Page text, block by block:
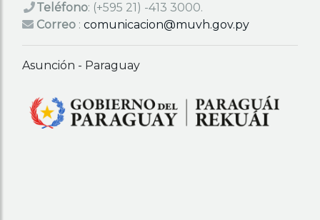
Teléfono: (+595 21) -413 3000.
Correo : comunicacion@muvh.gov.py
Asunción - Paraguay